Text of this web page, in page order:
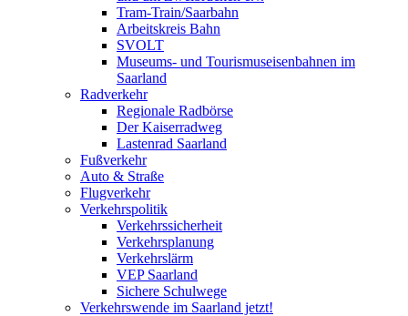
Tram-Train/Saarbahn
Arbeitskreis Bahn
SVOLT
Museums- und Tourismuseisenbahnen im
Saarland
Radverkehr
Regionale Radbörse
Der Kaiserradweg
Lastenrad Saarland
Fußverkehr
Auto & Straße
Flugverkehr
Verkehrspolitik
Verkehrssicherheit
Verkehrsplanung
Verkehrslärm
VEP Saarland
Sichere Schulwege
Verkehrswende im Saarland jetzt!